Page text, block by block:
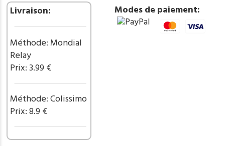
la
pétanque
et
l’apéro
(Gravure
Prénom
Offerte)
ref
CPA30
Livraison:
Méthode: Mondial
Relay
Prix: 3.99 €
Méthode: Colissimo
Prix: 8.9 €
Modes de paiement: